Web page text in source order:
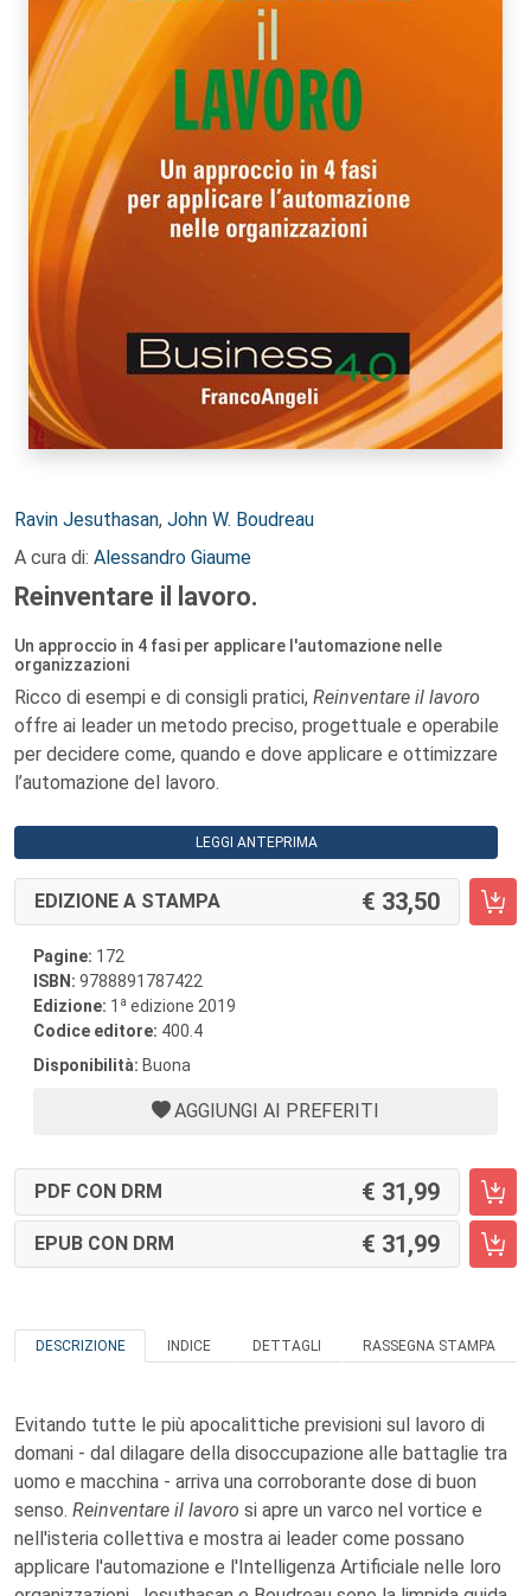
Autori:
Ravin Jesuthasan, John W. Boudreau
A cura di: Alessandro Giaume
Reinventare il lavoro.
Un approccio in 4 fasi per applicare l'automazione nelle
organizzazioni
Ricco di esempi e di consigli pratici, Reinventare il lavoro
offre ai leader un metodo preciso, progettuale e operabile
per decidere come, quando e dove applicare e ottimizzare
l’automazione del lavoro.
LEGGI ANTEPRIMA
EDIZIONE A STAMPA 33,50
Pagine: 172
ISBN: 9788891787422
Edizione: 1 a edizione 2019
Codice editore: 400.4
Disponibilità: Buona
AGGIUNGI AI PREFERITI
PDF CON DRM 31,99
EPUB CON DRM 31,99
DESCRIZIONE INDICE DETTAGLI RASSEGNA STAMPA
Evitando tutte le più apocalittiche previsioni sul lavoro di
domani - dal dilagare della disoccupazione alle battaglie tra
uomo e macchina - arriva una corroborante dose di buon
senso. Reinventare il lavoro si apre un varco nel vortice e
nell'isteria collettiva e mostra ai leader come possano
applicare l'automazione e l'Intelligenza Artificiale nelle loro